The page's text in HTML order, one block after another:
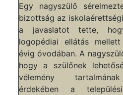
Egy nagyszülő
bizottság az
a javaslatot tette,
logopédiai ellátás
évig óvodában. A
hogy a szülőnek
vélemény
érdekében a